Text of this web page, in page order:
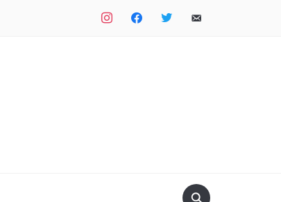
instagramfacebooktwitter
email-